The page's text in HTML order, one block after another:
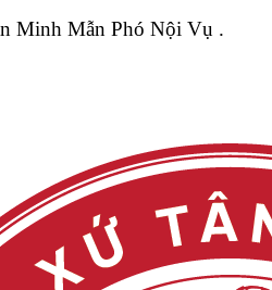
Minh Mẫn Phó Nội Vụ .